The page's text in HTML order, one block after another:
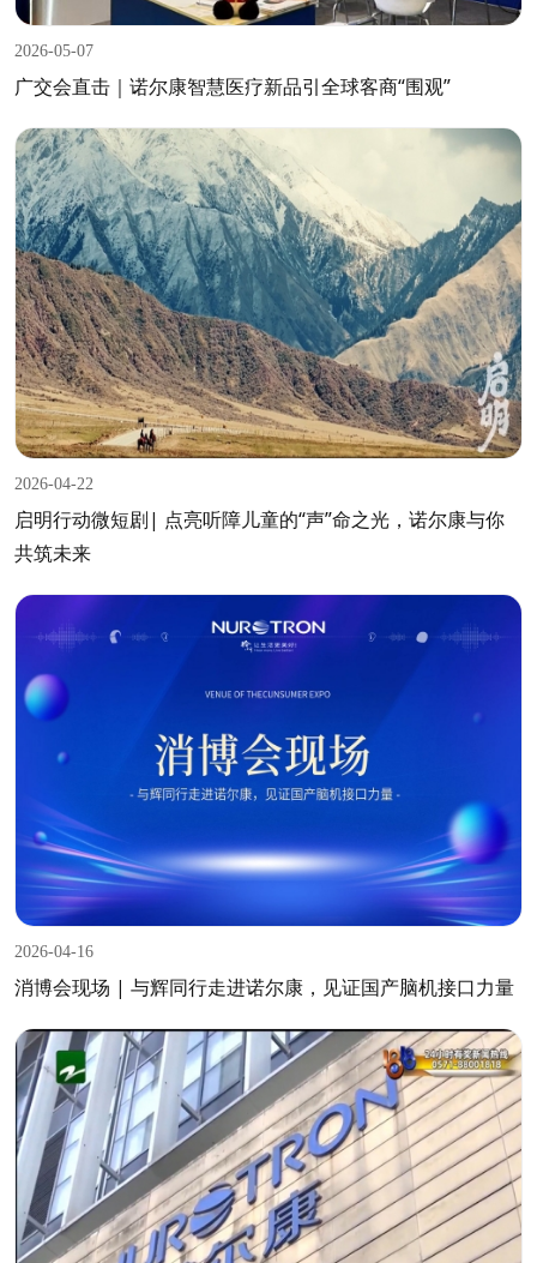
2026-05-07
广交会直击｜诺尔康智慧医疗新品引全球客商“围观”
2026-04-22
启明行动微短剧| 点亮听障儿童的“声”命之光，诺尔康与你
共筑未来
2026-04-16
消博会现场 | 与辉同行走进诺尔康，见证国产脑机接口力量